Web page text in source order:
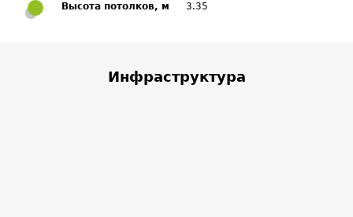
Высота потолков, м 3.35
Инфраструктура